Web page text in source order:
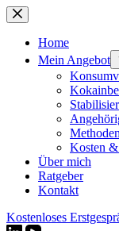
Zum
Inhalt
springenHome
Mein Angebot
Kosten
Über mich
Ratgeber
Kontakt
Kostenloses